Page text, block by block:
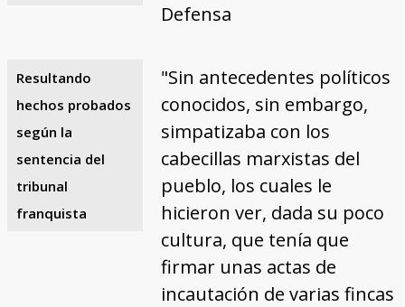
Defensa
Resultando
hechos probados
según la
sentencia del
tribunal
franquista
"Sin antecedentes políticos
conocidos, sin embargo,
simpatizaba con los
cabecillas marxistas del
pueblo, los cuales le
hicieron ver, dada su poco
cultura, que tenía que
firmar unas actas de
incautación de varias fincas